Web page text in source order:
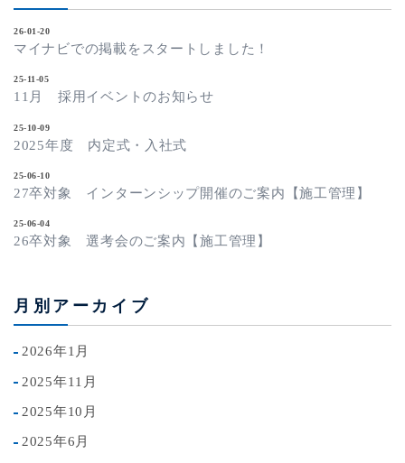
26-01-20
マイナビでの掲載をスタートしました！
25-11-05
11月 採用イベントのお知らせ
25-10-09
2025年度 内定式・入社式
25-06-10
27卒対象 インターンシップ開催のご案内【施工管理】
25-06-04
26卒対象 選考会のご案内【施工管理】
月別アーカイブ
2026年1月
2025年11月
2025年10月
2025年6月